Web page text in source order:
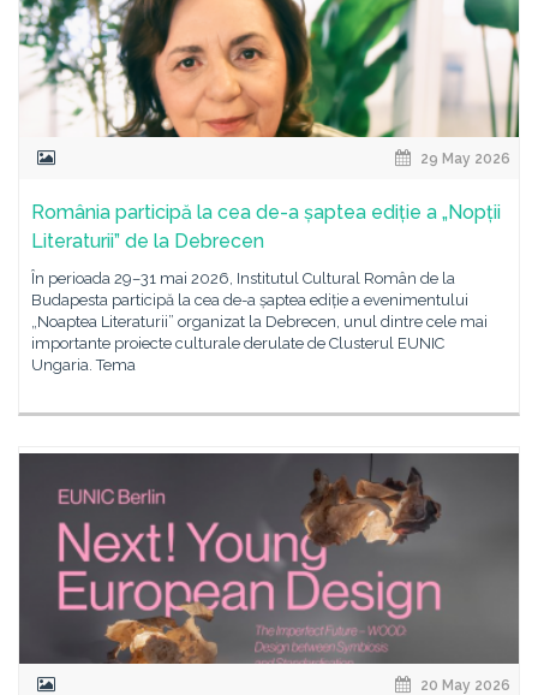
29 May 2026
România participă la cea de-a șaptea ediție a „Nopții
Literaturii” de la Debrecen
În perioada 29–31 mai 2026, Institutul Cultural Român de la
Budapesta participă la cea de-a șaptea ediție a evenimentului
„Noaptea Literaturii” organizat la Debrecen, unul dintre cele mai
importante proiecte culturale derulate de Clusterul EUNIC
Ungaria. Tema
20 May 2026